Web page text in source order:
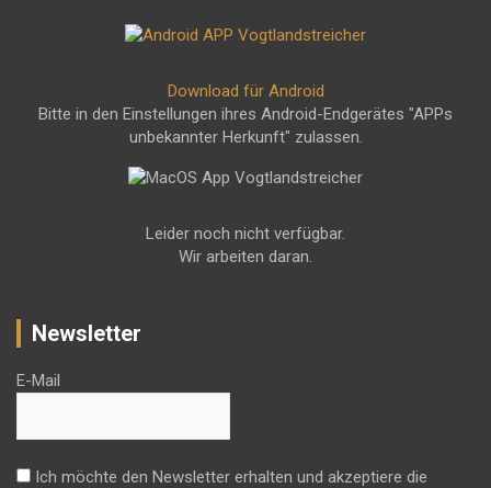
Download für Android
Bitte in den Einstellungen ihres Android-Endgerätes "APPs
unbekannter Herkunft" zulassen.
Leider noch nicht verfügbar.
Wir arbeiten daran.
Newsletter
E-Mail
Ich möchte den Newsletter erhalten und akzeptiere die